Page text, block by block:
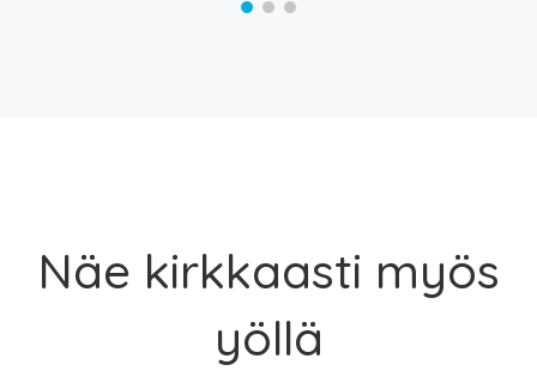
Näe kirkkaasti myös
yöllä